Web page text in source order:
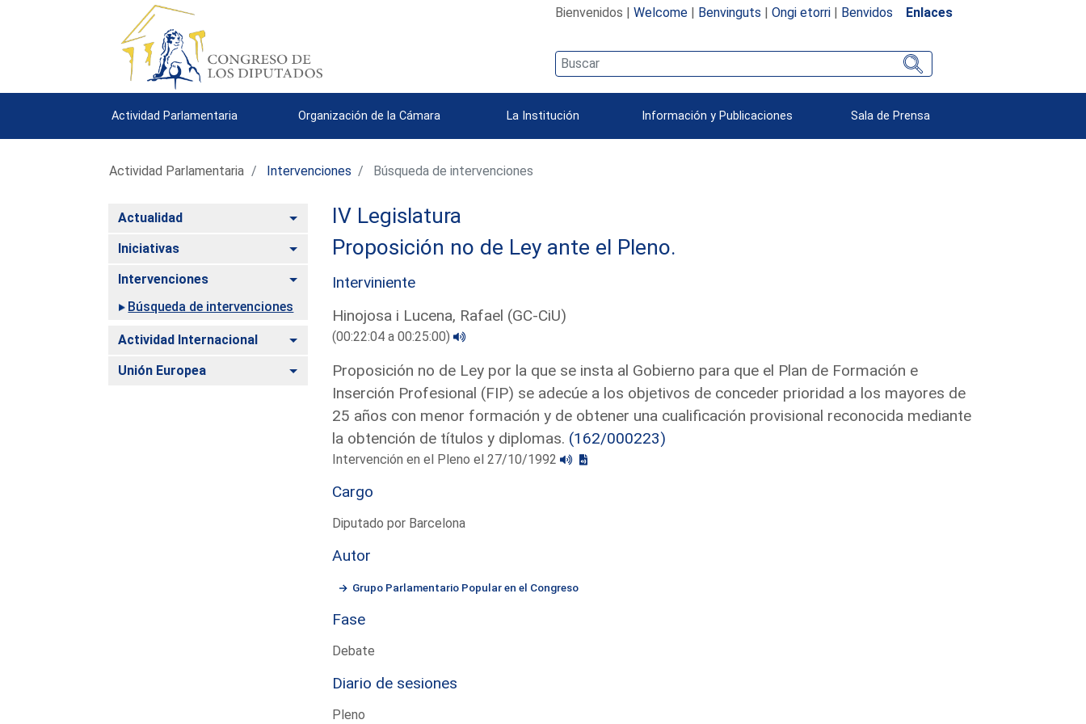
Bienvenidos | Welcome| Benvinguts | Ongi etorri| Benvidos Enlaces
Actividad Parlamentaria Organización de la Cámara La Institución Información y Publicaciones Sala de Prensa
Actividad Parlamentaria Intervenciones Búsqueda de intervenciones
Actualidad Alternar
Iniciativas Alternar
Intervenciones
Alternar
Búsqueda de intervenciones
Actividad Internacional Alternar
Unión Europea Alternar
IV Legislatura
Proposición no de Ley ante el Pleno.
Interviniente
Hinojosa i Lucena, Rafael (GC-CiU)
(00:22:04 a 00:25:00)
Proposición no de Ley por la que se insta al Gobierno para que el Plan de Formación e
Inserción Profesional (FIP) se adecúe a los objetivos de conceder prioridad a los mayores de
25 años con menor formación y de obtener una cualificación provisional reconocida mediante
la obtención de títulos y diplomas. (162/000223)
Intervención en el Pleno el 27/10/1992
Cargo
Diputado por Barcelona
Autor
Grupo Parlamentario Popular en el Congreso
Fase
Debate
Diario de sesiones
Pleno